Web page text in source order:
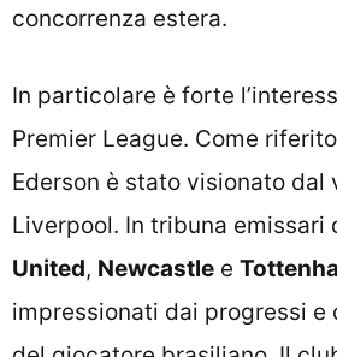
concorrenza estera.
In particolare è forte
Premier League. Come riferito
Ederson è stato visionato dal
Liverpool. In tribuna emissari
United, Newcastle e
impressionati dai progressi e